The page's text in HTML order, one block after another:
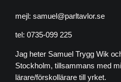
mejl: samuel@parltavlor.se
tel: 0735-099 225
Jag heter Samuel Trygg Wik
Stockholm, tillsammans med
lärare/förskollärare till yrket.